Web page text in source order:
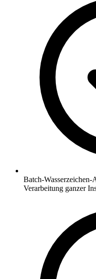
Batch-
Verarbeitung ganzer